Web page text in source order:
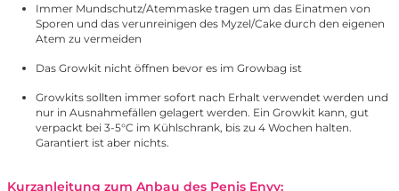
Immer Mundschutz/Atemmaske tragen um das Einatmen von
Sporen und das verunreinigen des Myzel/Cake durch den eigenen
Atem zu vermeiden
Das Growkit nicht öffnen bevor es im Growbag ist
Growkits sollten immer sofort nach Erhalt verwendet werden und
nur in Ausnahmefällen gelagert werden. Ein Growkit kann, gut
verpackt bei 3-5°C im Kühlschrank, bis zu 4 Wochen halten.
Garantiert ist aber nichts.
Kurzanleitung zum Anbau des Penis Envy: